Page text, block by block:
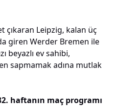
çıkaran Leipzig, kalan üç
giren Werder Bremen ile
beyazlı ev sahibi,
sapmamak adına mutlak
haftanın maç programı